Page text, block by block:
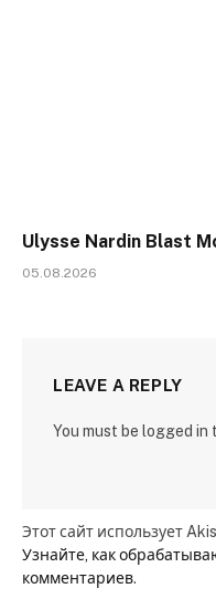
Ulysse Nardin Blast
05.08.2026
LEAVE A REPLY
You must be logged in
Этот сайт использует
Узнайте, как
комментариев.